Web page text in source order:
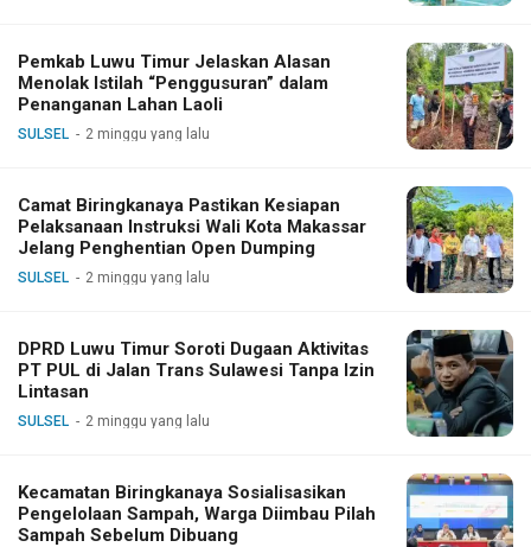
Pemkab Luwu Timur Jelaskan Alasan
Menolak Istilah “Penggusuran” dalam
Penanganan Lahan Laoli
SULSEL 2 minggu yang lalu
Camat Biringkanaya Pastikan Kesiapan
Pelaksanaan Instruksi Wali Kota Makassar
Jelang Penghentian Open Dumping
SULSEL 2 minggu yang lalu
DPRD Luwu Timur Soroti Dugaan Aktivitas
PT PUL di Jalan Trans Sulawesi Tanpa Izin
Lintasan
SULSEL 2 minggu yang lalu
Kecamatan Biringkanaya Sosialisasikan
Pengelolaan Sampah, Warga Diimbau Pilah
Sampah Sebelum Dibuang